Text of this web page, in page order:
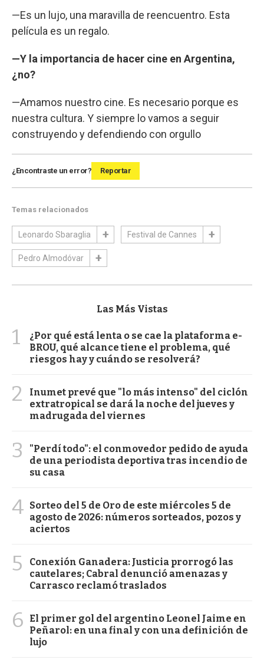
—Es un lujo, una maravilla de reencuentro. Esta
película es un regalo.
—Y la importancia de hacer cine en Argentina,
¿no?
—Amamos nuestro cine. Es necesario porque es
nuestra cultura. Y siempre lo vamos a seguir
construyendo y defendiendo con orgullo
¿Encontraste un error? Reportar
Temas relacionados
Leonardo Sbaraglia Festival de Cannes
Pedro Almodóvar
Las Más Vistas
1
¿Por qué está lenta o se cae la plataforma e-
BROU, qué alcance tiene el problema, qué
riesgos hay y cuándo se resolverá?
2
Inumet prevé que "lo más intenso" del ciclón
extratropical se dará la noche del jueves y
madrugada del viernes
3
"Perdí todo": el conmovedor pedido de ayuda
de una periodista deportiva tras incendio de
su casa
4 Sorteo del 5 de Oro de este miércoles 5 de
agosto de 2026: números sorteados, pozos y
aciertos
5
Conexión Ganadera: Justicia prorrogó las
cautelares; Cabral denunció amenazas y
Carrasco reclamó traslados
6
El primer gol del argentino Leonel Jaime en
Peñarol: en una final y con una definición de
lujo